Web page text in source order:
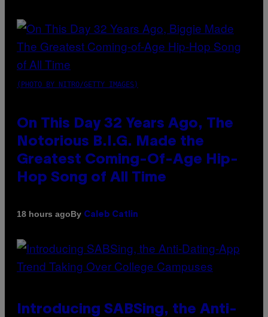
(PHOTO BY NITRO/GETTY IMAGES)
On This Day 32 Years Ago, The
Notorious B.I.G. Made the
Greatest Coming-Of-Age Hip-
Hop Song of All Time
18 hours agoBy Caleb Catlin
Introducing SABSing, the Anti-